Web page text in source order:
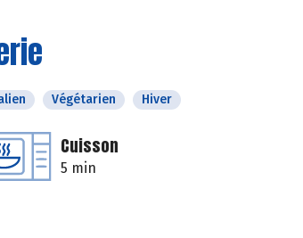
Végétarien Hiver
Cuisson
5 min